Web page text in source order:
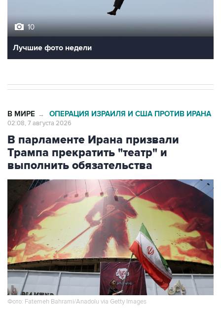
10
Лучшие фото недели
В МИРЕ → ОПЕРАЦИЯ ИЗРАИЛЯ И США ПРОТИВ ИРАНА
02:08, 7 августа 2026
В парламенте Ирана призвали
Трампа прекратить "театр" и
выполнить обязательства
Фото: Fatemeh Bahrami/Anadolu via Getty Images